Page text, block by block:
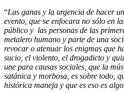
“Las ganas y la urgencia de hacer
evento, que se enfocara no sólo en
público y las personas de las
metalero humano y parte de una
revocar o atenuar los enigmas que
sucio, el violento, el drogadicto y
une para causas sociales, que la
satánica y morbosa, es sobre todo,
histórica maneja y que es eso es